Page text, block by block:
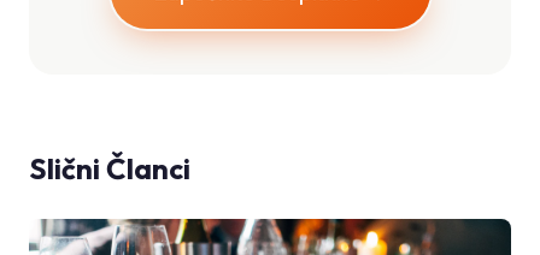
Slični Članci